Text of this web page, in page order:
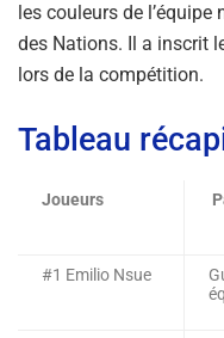
les couleurs de
des Nations. Il a inscrit
lors de la compétition.
Tableau
Joueurs
#1 Emilio Nsue